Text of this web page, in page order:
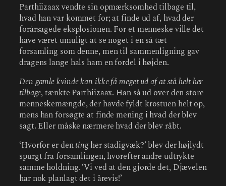
Parthiizaax vendte sin opmærksomhed tilbage til,
hvad han var kommet for; at finde ud af, hvad der
forårsagede eksplosionen. For et menneske ville det
have været umuligt at se noget i en så tæt
forsamling som denne, men til sammenligning gav
dragens lange hals ham en fordel i højden.
Den gamle kvinde kan ikke få meget ud af at stå helt her
tilbage, tænkte Parthiizaax. Han så ud over den store
menneskemængde, der havde fyldt krostuen helt op,
mens han forsøgte at finde mening i hvad der blev
sagt. Eller måske nærmere hvad der blev råbt.
‘Hvorfor er dentingher stadigvæk?’ blev der højlydt
spurgt fra forsamlingen, hvorefter andre udtrykte
samme holdning. ‘Vi ved at den gjorde det, Djævelen
har nok planlagt det i årevis!’